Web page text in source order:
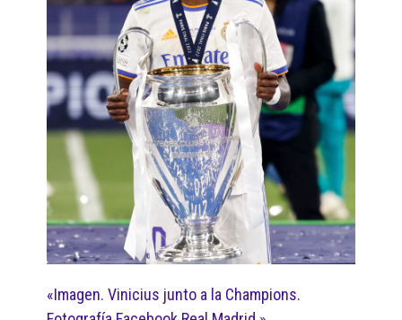
«Imagen. Vinicius junto a la Champions.